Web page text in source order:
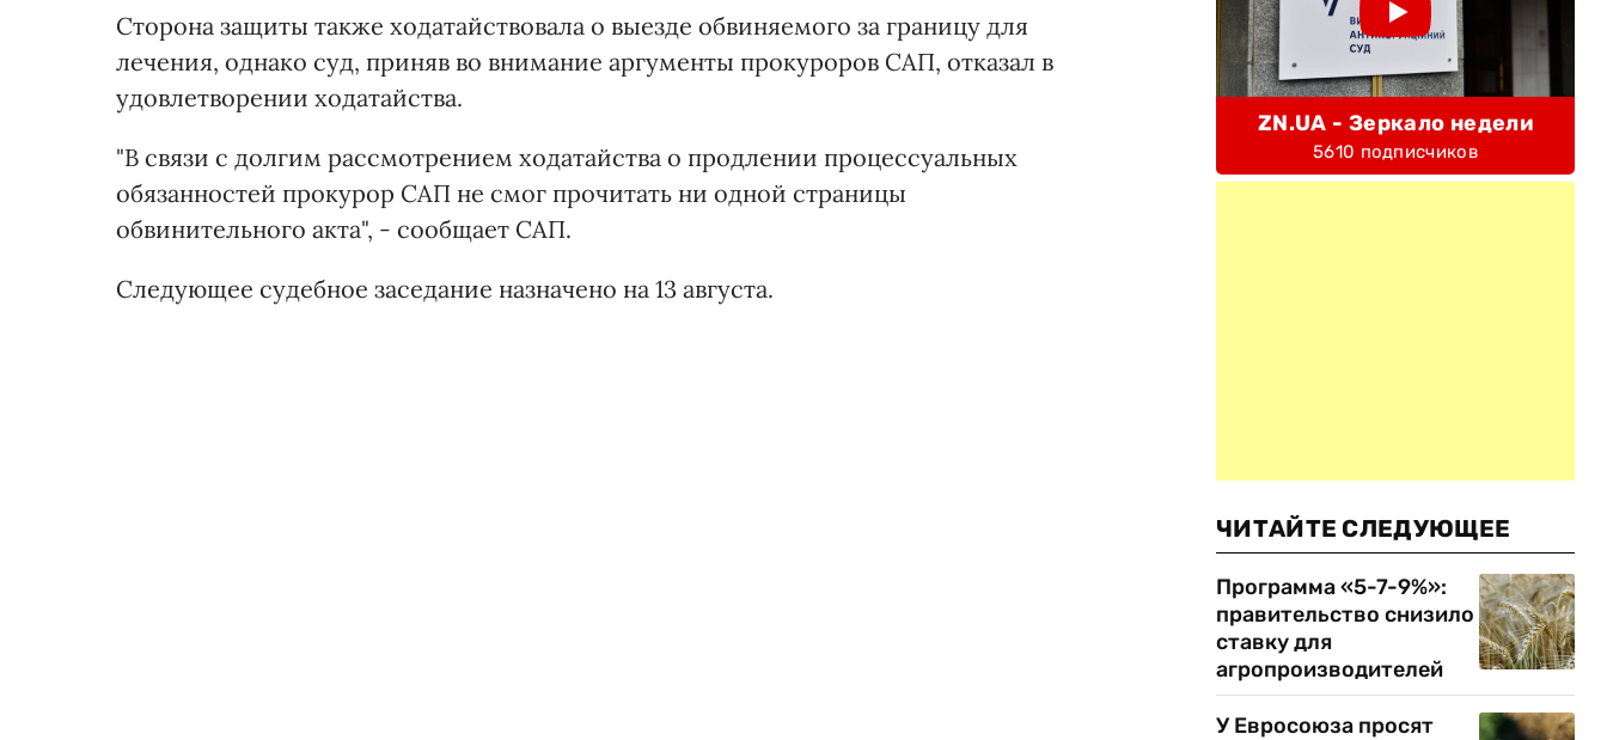
Сторона защиты также ходатайствовала о выезде обвиняемого за границу для
лечения, однако суд, приняв во внимание аргументы прокуроров САП, отказал в
удовлетворении ходатайства.
"В связи с долгим рассмотрением ходатайства о продлении процессуальных
обязанностей прокурор САП не смог прочитать ни одной страницы
обвинительного акта", - сообщает САП.
Следующее судебное заседание назначено на 13 августа.
ZN.UA - Зеркало недели
5610 подписчиков
ЧИТАЙТЕ СЛЕДУЮЩЕЕ
Программа «5-7-9%»:
правительство снизило
ставку для
агропроизводителей
У Евросоюза просят